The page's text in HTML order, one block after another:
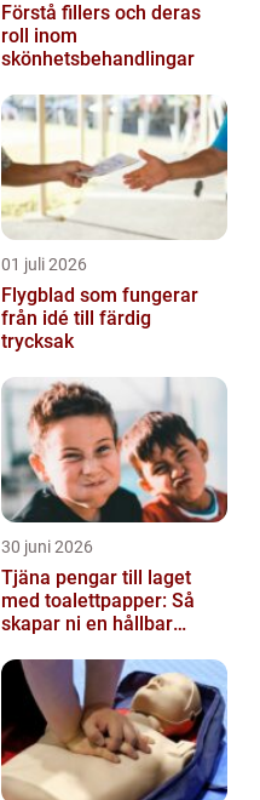
Förstå fillers och deras
roll inom
skönhetsbehandlingar
01 juli 2026
Flygblad som fungerar
från idé till färdig
trycksak
30 juni 2026
Tjäna pengar till laget
med toalettpapper: Så
skapar ni en hållbar